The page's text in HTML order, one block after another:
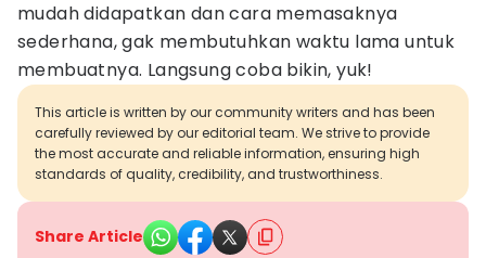
mudah didapatkan dan cara memasaknya
sederhana, gak membutuhkan waktu lama untuk
membuatnya. Langsung coba bikin, yuk!
This article is written by our community writers and has been
carefully reviewed by our editorial team. We strive to provide
the most accurate and reliable information, ensuring high
standards of quality, credibility, and trustworthiness.
Share Article